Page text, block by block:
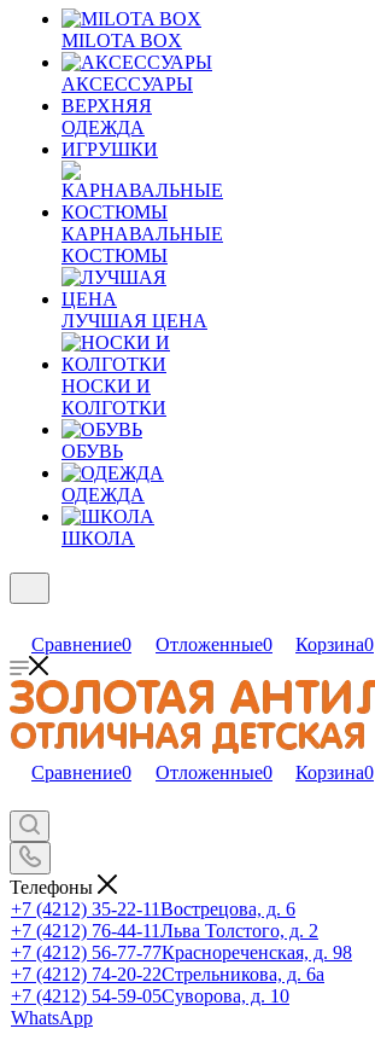
MILOTA BOX
АКСЕССУАРЫ
ВЕРХНЯЯ
ОДЕЖДА
ИГРУШКИ
КАРНАВАЛЬНЫЕ
КОСТЮМЫ
ЛУЧШАЯ ЦЕНА
НОСКИ И
КОЛГОТКИ
ОБУВЬ
ОДЕЖДА
ШКОЛА
Сравнение0 Отложенные0 Корзина0
Сравнение0 Отложенные0 Корзина0
Телефоны
+7 (4212) 35-22-11Вострецова, д. 6
+7 (4212) 76-44-11Льва Толстого, д. 2
+7 (4212) 56-77-77Краснореченская, д. 98
+7 (4212) 74-20-22Стрельникова, д. 6а
+7 (4212) 54-59-05Суворова, д. 10
WhatsApp